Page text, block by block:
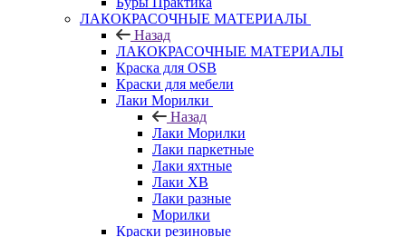
ЛАКОКРАСОЧНЫЕ МАТЕРИАЛЫ
Назад
ЛАКОКРАСОЧНЫЕ МАТЕРИАЛЫ
Краска для OSB
Краски для мебели
Лаки Морилки
Назад
Лаки Морилки
Лаки паркетные
Лаки яхтные
Лаки ХВ
Лаки разные
Морилки
Краски резиновые